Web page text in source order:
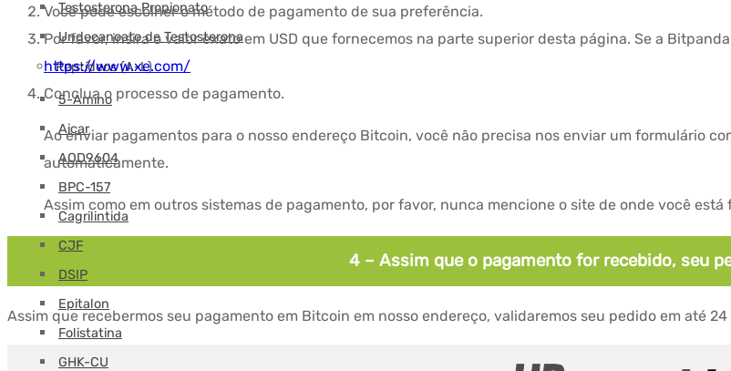
Testosterona Propionato
Undecanoato de Testosterona
Peptídeos (A-L)
5-Amino
Aicar
AOD9604
BPC-157
Cagrilintida
CJF
DSIP
Epitalon
Folistatina
GHK-CU
Você pode escolher o método de pagamento de sua preferência.
Por favor, insira o valor exato em USD que fornecemos na parte superior desta página. Se a
https://www.xe.com/
Conclua o processo de pagamento.
Ao enviar pagamentos para o nosso endereço Bitcoin, você não precisa nos enviar um formulário
automaticamente.
Assim como em outros sistemas de pagamento, por favor, nunca mencione o site de onde você
4 – Assim que o pagamento for recebido, seu
Assim que recebermos seu pagamento em Bitcoin em nosso endereço, validaremos seu pedido em até